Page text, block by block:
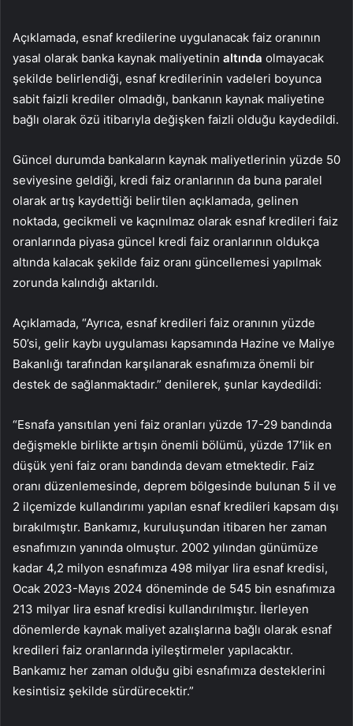
Açıklamada, esnaf kredilerine uygulanacak faiz oranının
yasal olarak banka kaynak maliyetinin altında olmayacak
şekilde belirlendiği, esnaf kredilerinin vadeleri boyunca
sabit faizli krediler olmadığı, bankanın kaynak maliyetine
bağlı olarak özü itibarıyla değişken faizli olduğu kaydedildi.
Güncel durumda bankaların kaynak maliyetlerinin yüzde 50
seviyesine geldiği, kredi faiz oranlarının da buna paralel
olarak artış kaydettiği belirtilen açıklamada, gelinen
noktada, gecikmeli ve kaçınılmaz olarak esnaf kredileri faiz
oranlarında piyasa güncel kredi faiz oranlarının oldukça
altında kalacak şekilde faiz oranı güncellemesi yapılmak
zorunda kalındığı aktarıldı.
Açıklamada, “Ayrıca, esnaf kredileri faiz oranının yüzde
50’si, gelir kaybı uygulaması kapsamında Hazine ve Maliye
Bakanlığı tarafından karşılanarak esnafımıza önemli bir
destek de sağlanmaktadır.” denilerek, şunlar kaydedildi:
“Esnafa yansıtılan yeni faiz oranları yüzde 17-29 bandında
değişmekle birlikte artışın önemli bölümü, yüzde 17’lik en
düşük yeni faiz oranı bandında devam etmektedir. Faiz
oranı düzenlemesinde, deprem bölgesinde bulunan 5 il ve
2 ilçemizde kullandırımı yapılan esnaf kredileri kapsam dışı
bırakılmıştır. Bankamız, kuruluşundan itibaren her zaman
esnafımızın yanında olmuştur. 2002 yılından günümüze
kadar 4,2 milyon esnafımıza 498 milyar lira esnaf kredisi,
Ocak 2023-Mayıs 2024 döneminde de 545 bin esnafımıza
213 milyar lira esnaf kredisi kullandırılmıştır. İlerleyen
dönemlerde kaynak maliyet azalışlarına bağlı olarak esnaf
kredileri faiz oranlarında iyileştirmeler yapılacaktır.
Bankamız her zaman olduğu gibi esnafımıza desteklerini
kesintisiz şekilde sürdürecektir.”